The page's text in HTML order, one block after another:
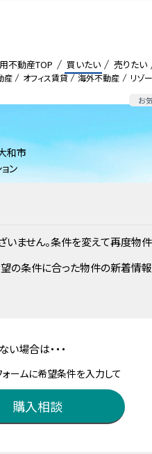
産 オフィス賃貸 海外不動産 リゾ
お
不動産TOP 買いたい 売りたい
和市
ン
ません。条件を変えて再度物
の条件に合った物件の新着情
場合は・・・
ームに希望条件を入力して
購入相談